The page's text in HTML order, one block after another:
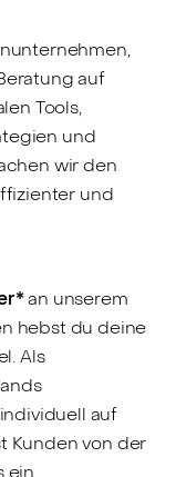
auf
Tools,
und
wir den
und
an unserem
hebst du deine
Als
auf
Kunden von der
ein